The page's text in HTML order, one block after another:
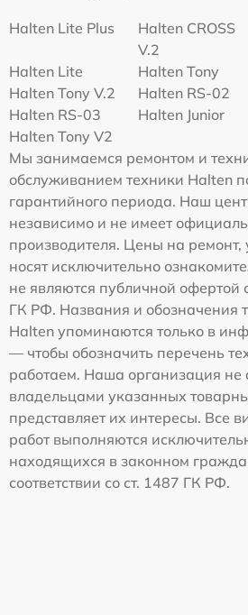
Halten Lite Plus
Halten CROSS
V.2
Halten Lite
Halten Tony
Halten Tony V.2
Halten RS-02
Halten RS-03
Halten Junior
Halten Tony V2
Мы занимаемся ремонтом и
обслуживанием техники Halten
гарантийного периода. Наш
независимо и не имеет
производителя. Цены на ремонт,
носят исключительно
не являются публичной офертой
ГК РФ. Названия и обозначения
Halten упоминаются только в
— чтобы обозначить перечень
работаем. Наша организация
владельцами указанных
представляет их интересы. Все
работ выполняются
находящихся в законном
соответствии со ст. 1487 ГК РФ.